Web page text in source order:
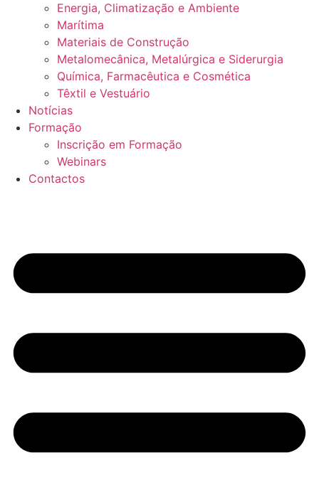
Energia, Climatização e Ambiente
Marítima
Materiais de Construção
Metalomecânica, Metalúrgica e Siderurgia
Química, Farmacêutica e Cosmética
Têxtil e Vestuário
Notícias
Formação
Inscrição em Formação
Webinars
Contactos